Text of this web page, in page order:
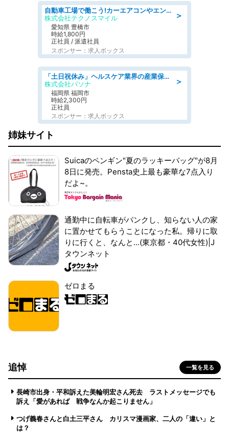
＞
自動車工場で働こう!カーエアコンやエンジンの製造・加工業務/寮完備 denso aichi
株式会社テクノスマイル
愛知県 豊橋市
時給1,800円
正社員 / 派遣社員
スポンサー：求人ボックス
＞
「土日祝休み」ヘルスケア業界の産業保健師/高時給/未経験OK/要資格:保健師、正看護師
株式会社パソナ
福岡県 福岡市
時給2,300円
正社員
スポンサー：求人ボックス
姉妹サイト
Suicaのペンギン"夏のラッキーバッグ"が8月
8日に発売。Pensta史上最も豪華な7点入り
だよ~。
通勤中に自転車がパンクし、知らない人の家
に置かせてもらうことになった私。帰りに取
りに行くと、なんと...(東京都・40代女性)|J
タウンネット
ゼロまる
追悼 一覧を見る
長崎市出身・平和訴えた美輪明宏さん死去 ラストメッセージでも
訴え「愛があれば 戦争なんか起こりません」
つげ義春さんと白土三平さん カリスマ漫画家、二人の「違い」と
は？